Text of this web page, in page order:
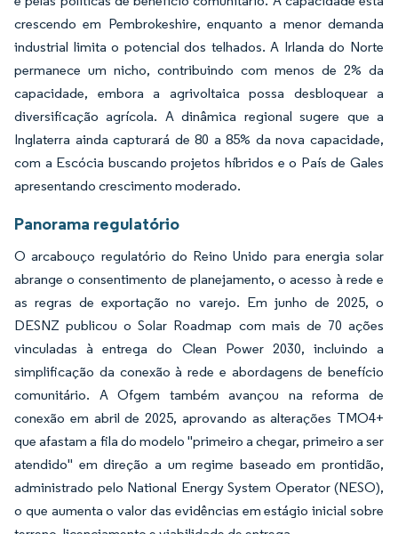
crescendo em Pembrokeshire, enquanto a menor demanda
industrial limita o potencial dos telhados. A Irlanda do Norte
permanece um nicho, contribuindo com menos de 2% da
capacidade, embora a agrivoltaica possa desbloquear a
diversificação agrícola. A dinâmica regional sugere que a
Inglaterra ainda capturará de 80 a 85% da nova capacidade,
com a Escócia buscando projetos híbridos e o País de Gales
apresentando crescimento moderado.
Panorama regulatório
O arcabouço regulatório do Reino Unido para energia solar
abrange o consentimento de planejamento, o acesso à rede e
as regras de exportação no varejo. Em junho de 2025, o
DESNZ publicou o Solar Roadmap com mais de 70 ações
vinculadas à entrega do Clean Power 2030, incluindo a
simplificação da conexão à rede e abordagens de benefício
comunitário. A Ofgem também avançou na reforma de
conexão em abril de 2025, aprovando as alterações TMO4+
que afastam a fila do modelo "primeiro a chegar, primeiro a ser
atendido" em direção a um regime baseado em prontidão,
administrado pelo National Energy System Operator (NESO),
o que aumenta o valor das evidências em estágio inicial sobre